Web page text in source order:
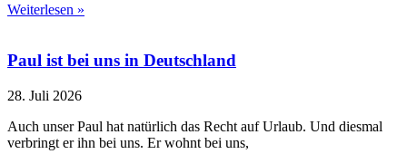
Weiterlesen »
Paul ist bei uns in Deutschland
28. Juli 2026
Auch unser Paul hat natürlich das Recht auf Urlaub. Und diesmal
verbringt er ihn bei uns. Er wohnt bei uns,